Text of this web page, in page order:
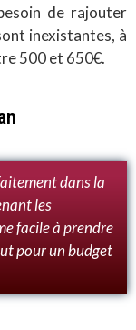
de rajouter
inexistantes, à
500 et 650€.
dans la
les
facile à prendre
pour un budget